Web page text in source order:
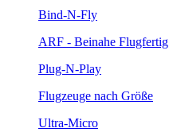
Bind-N-Fly
ARF - Beinahe Flugfertig
Plug-N-Play
Flugzeuge nach Größe
Ultra-Micro